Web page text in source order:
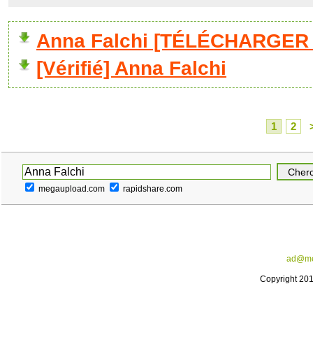
Anna Falchi
[Vérifié] Anna Falchi
1 2
megaupload.com rapidshare.com
Copyright